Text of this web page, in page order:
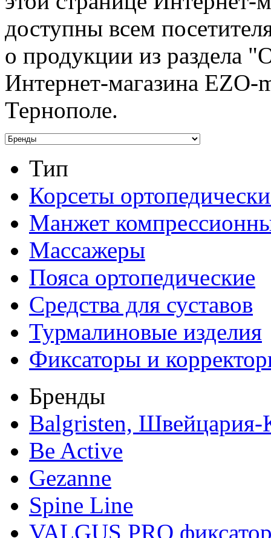
доступны всем
о продукции из раздела
Интернет-магазина EZO-
Тернополе.
Тип
Корсеты
Манжет
Массажеры
Пояса ортопедические
Средства для суставов
Турмалиновые изделия
Фиксаторы и
Бренды
Balgristen,
Be Active
Gezanne
Spine Line
VALGUS PRO